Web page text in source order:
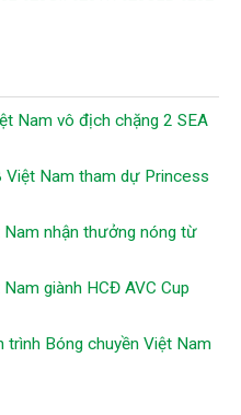
Nam vô địch chặng 2 SEA
Nam tham dự Princess
nhận thưởng nóng từ
giành HCĐ AVC Cup
trình Bóng chuyền Việt Nam